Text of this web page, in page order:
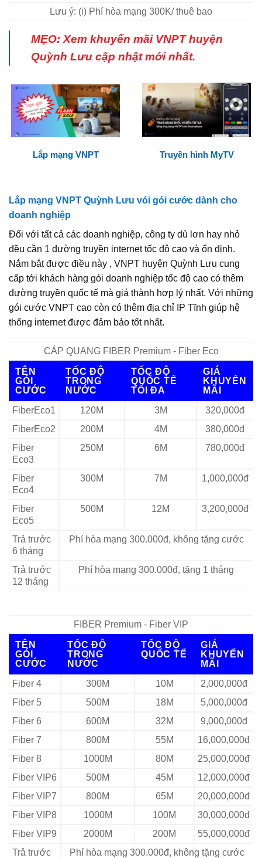
Lưu ý: (i) Phí hòa mạng 300K/ thuê bao
MẸO: Xem khuyến mãi VNPT huyện
Quỳnh Lưu cập nhật mới nhất.
Lắp mạng VNPT Truyền hình MyTV
Lắp mạng VNPT Quỳnh Lưu vói gói cước dành cho
doanh nghiệp
Đối với tất cả các doanh nghiệp, công ty dù lơn hay nhỏ
đều cần 1 đường truyền internet tốc độ cao và ổn định.
Nắm bắt được điều này , VNPT huyện Quỳnh Lưu cung
cấp tới khách hàng gói doanh nghiệp tốc độ cao có thêm
đường truyền quốc tế mà giá thành hợp lý nhất. Với những
gói cước VNPT cao còn có thêm địa chỉ IP Tĩnh giúp hệ
thống internet được đảm bảo tốt nhất.
CÁP QUANG FIBER Premium - Fiber Eco
TÊN
GÓI
CƯỚC
TỐC ĐỘ
TRONG
NƯỚC
TỐC ĐỘ
QUỐC TẾ
TỐI ĐA
GIÁ
KHUYẾN
MÃI
FiberEco1
120M 3M
320,000đ
FiberEco2
200M 4M
380,000đ
Fiber
Eco3
250M 6M 780,000đ
Fiber
Eco4
300M 7M 1,000,000đ
Fiber
Eco5
500M 12M 3,200,000đ
Trả trước
6 tháng
Phí hòa mạng 300.000đ, không tặng cước
Trả trước
12 tháng
Phí hòa mạng 300.000đ, tặng 1 tháng
FIBER Premium - Fiber VIP
TÊN
GÓI
CƯỚC
TỐC ĐỘ
TRONG
NƯỚC
TỐC ĐỘ
QUỐC TẾ
GIÁ
KHUYẾN
MÃI
Fiber 4
300M 10M
2,000,000đ
Fiber 5
500M 18M
5,000,000đ
Fiber 6
600M 32M
9,000,000đ
Fiber 7
800M 55M
16,000,000đ
Fiber 8
1000M 80M
25,000,000đ
Fiber VIP6
500M 45M
12,000,000đ
Fiber VIP7
800M 65M
20,000,000đ
Fiber VIP8
1000M 100M
30,000,000đ
Fiber VIP9
2000M 200M
55,000,000đ
Trả trước
Phí hòa mạng 300.000đ, không tặng cước